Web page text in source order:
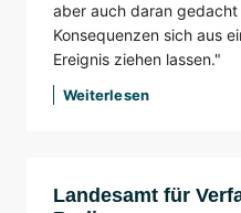
aber auch daran
Konsequenzen sich aus
Ereignis ziehen lassen."
Weiterlesen
Landesamt für